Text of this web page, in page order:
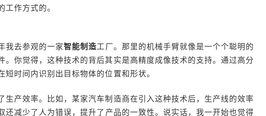
作方式的。
我去参观的一家智能制造工厂。那里的机械手臂就像是一个个聪明的
你觉得，这种技术的背后其实是高精度成像技术的支持。通过高分
时间内识别出目标物体的位置和形状。
生产效率。比如，某家汽车制造商在引入这种技术后，生产线的效率
还减少了人为错误，提升了产品的一致性。说实话，我一开始也觉得